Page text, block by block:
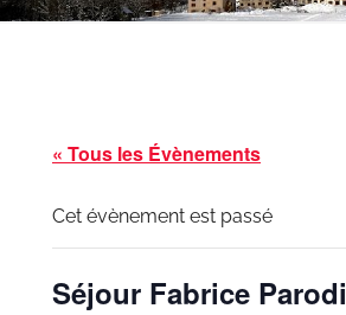
« Tous les Évènements
Cet évènement est passé
Séjour Fabrice Parodi